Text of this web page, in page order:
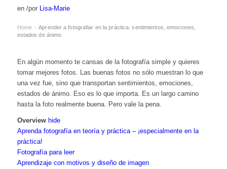
en /por Lisa-Marie
Home › Aprender a fotografiar en la práctica: sentimientos, emociones,
estados de ánimo
En algún momento te cansas de la fotografía simple y quieres
tomar mejores fotos. Las buenas fotos no sólo muestran lo que
una vez fue, sino que transportan sentimientos, emociones,
estados de ánimo. Eso es lo que importa. Es un largo camino
hasta la foto realmente buena. Pero vale la pena.
Overview hide
Aprenda fotografía en teoría y práctica – ¡especialmente en la
práctica!
Fotografía para leer
Aprendizaje con motivos y diseño de imagen